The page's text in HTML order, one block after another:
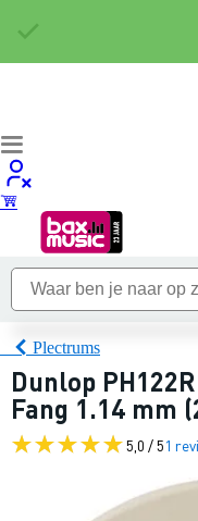
Plectrums
Dunlop
Fang 1.14 mm
5,0 / 51